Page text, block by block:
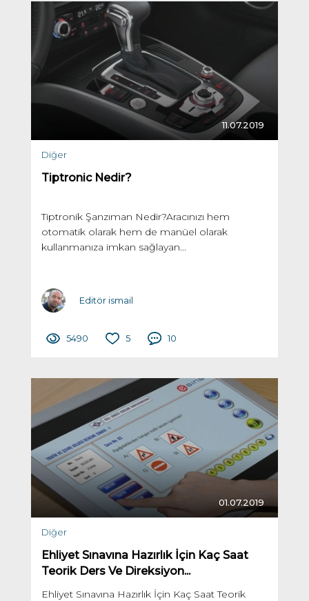
11.07.2019
Diğer
Tiptronic Nedir?
Tiptronik Şanzıman Nedir?Aracınızı hem
otomatik olarak hem de manüel olarak
kullanmanıza imkan sağlayan...
Editör ismail
5490 5 10
01.07.2019
Diğer
Ehliyet Sınavına Hazırlık İçin Kaç Saat
Teorik Ders Ve Direksiyon...
Ehliyet Sınavına Hazırlık İçin Kaç Saat Teorik